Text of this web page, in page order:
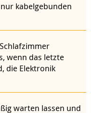
kabelgebunden
wenn das letzte
die Elektronik
warten lassen und